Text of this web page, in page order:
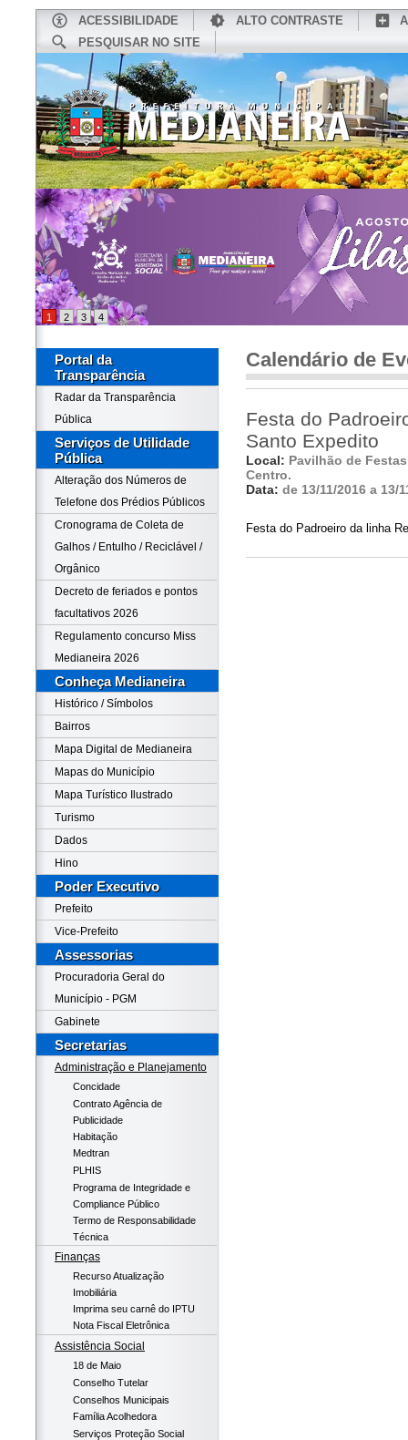
ACESSIBILIDADE ALTO CONTRASTE
PESQUISAR NO SITE
CONHEÇA MEDIANEIRA
1 2 3 4
Portal da
Transparência
Radar da Transparência
Pública
Serviços de Utilidade
Pública
Alteração dos Números de
Telefone dos Prédios Públicos
Cronograma de Coleta de
Galhos / Entulho / Reciclável /
Orgânico
Decreto de feriados e pontos
facultativos 2026
Regulamento concurso Miss
Medianeira 2026
Conheça Medianeira
Histórico / Símbolos
Bairros
Mapa Digital de Medianeira
Mapas do Município
Mapa Turístico Ilustrado
Turismo
Dados
Hino
Poder Executivo
Prefeito
Vice-Prefeito
Assessorias
Procuradoria Geral do
Município - PGM
Gabinete
Secretarias
Administração e Planejamento
Concidade
Contrato Agência de
Publicidade
Habitação
Medtran
PLHIS
Programa de Integridade e
Compliance Público
Termo de Responsabilidade
Técnica
Finanças
Recurso Atualização
Imobiliária
Imprima seu carnê do IPTU
Nota Fiscal Eletrônica
Assistência Social
18 de Maio
Conselho Tutelar
Conselhos Municipais
Família Acolhedora
Serviços Proteção Social
Calendário de
Festa do
Santo Expedito
Local: Pavilhão de
Centro.
Data: de 13/11/2016 a 13/
Festa do Padroeiro da linha